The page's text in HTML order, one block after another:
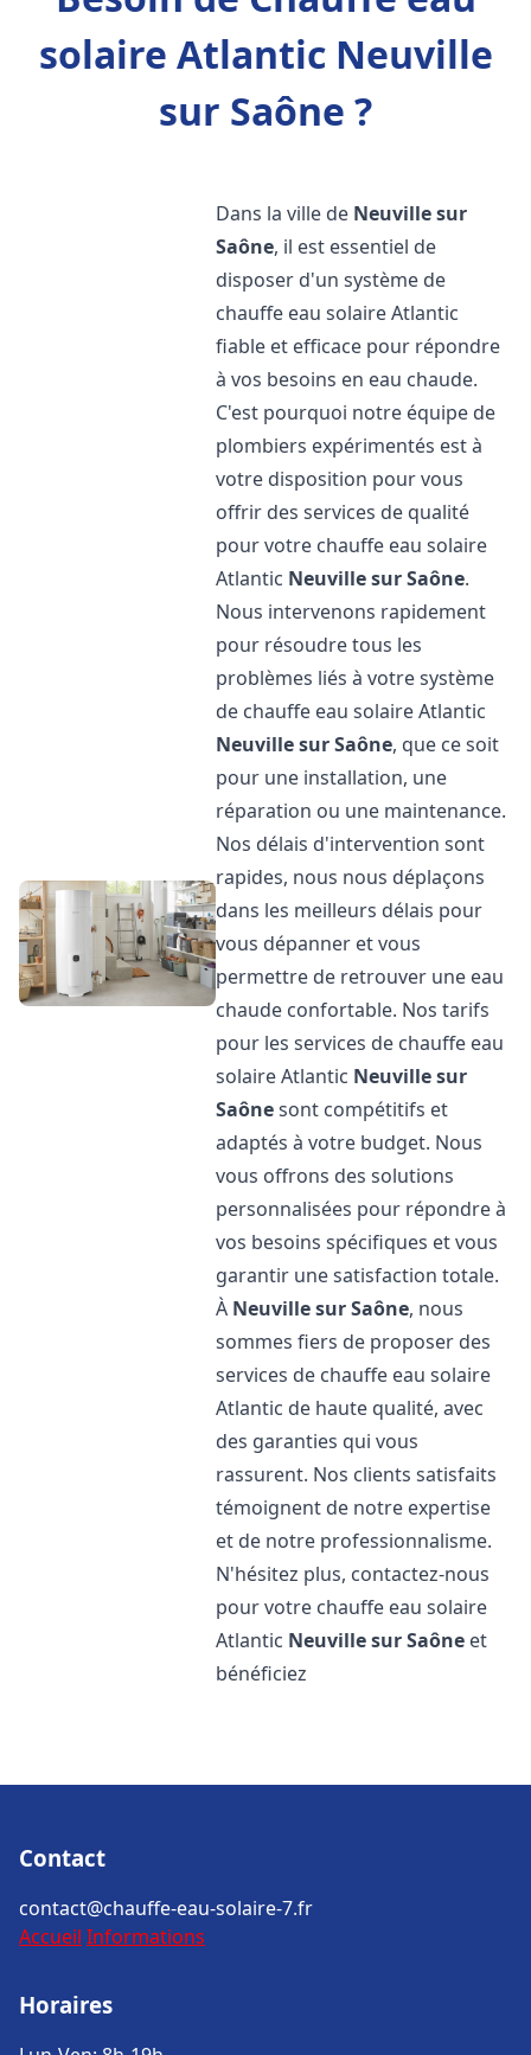
solaire Atlantic Neuville
sur Saône ?
Dans la ville de Neuville sur
Saône, il est essentiel de
disposer d'un système de
chauffe eau solaire Atlantic
fiable et efficace pour répondre
à vos besoins en eau chaude.
C'est pourquoi notre équipe de
plombiers expérimentés est à
votre disposition pour vous
offrir des services de qualité
pour votre chauffe eau solaire
Atlantic Neuville sur Saône.
Nous intervenons rapidement
pour résoudre tous les
problèmes liés à votre système
de chauffe eau solaire Atlantic
Neuville sur Saône, que ce soit
pour une installation, une
réparation ou une maintenance.
Nos délais d'intervention sont
rapides, nous nous déplaçons
dans les meilleurs délais pour
vous dépanner et vous
permettre de retrouver une eau
chaude confortable. Nos tarifs
pour les services de chauffe eau
solaire Atlantic Neuville sur
Saônesont compétitifs et
adaptés à votre budget. Nous
vous offrons des solutions
personnalisées pour répondre à
vos besoins spécifiques et vous
garantir une satisfaction totale.
À Neuville sur Saône, nous
sommes fiers de proposer des
services de chauffe eau solaire
Atlantic de haute qualité, avec
des garanties qui vous
rassurent. Nos clients satisfaits
témoignent de notre expertise
et de notre professionnalisme.
N'hésitez plus, contactez-nous
pour votre chauffe eau solaire
Atlantic Neuville sur Saône et
bénéficiez
Contact
contact@chauffe-eau-solaire-7.fr
Accueil Informations
Horaires